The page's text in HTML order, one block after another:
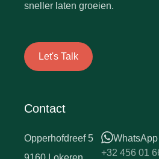
sneller laten groeien.
Let's Talk
Contact
Opperhofdreef 5
WhatsApp
+32 456 01